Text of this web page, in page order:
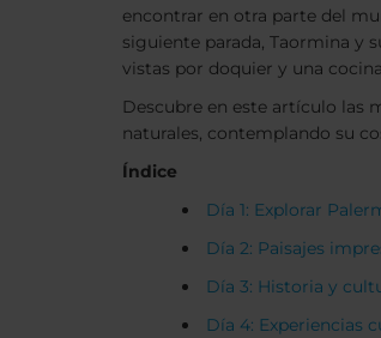
encontrar en otra parte del
siguiente parada, Taormina y
vistas por doquier y una
Descubre en este artículo las
naturales, contemplando su
Índice
Día 1: Explorar
Día 2: Paisajes
Día 3: Historia y
Día 4: Experiencias